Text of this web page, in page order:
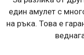
един амулет с
на ръка. Това е